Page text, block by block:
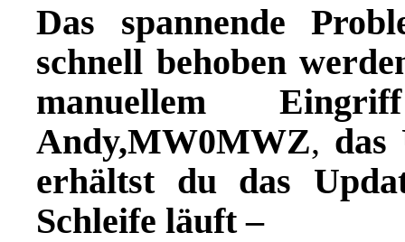
Das spannende
schnell behoben
manuellem
Andy,MW0MWZ, das
erhältst du das
Schleife läuft –